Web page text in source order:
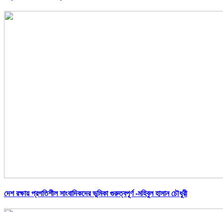
দেশ রক্ষায় প্রগতিশীল সাংবাদিকদের ভুমিকা গুরুত্বপূর্ণ -মহিবুল হাসান চৌধুরী